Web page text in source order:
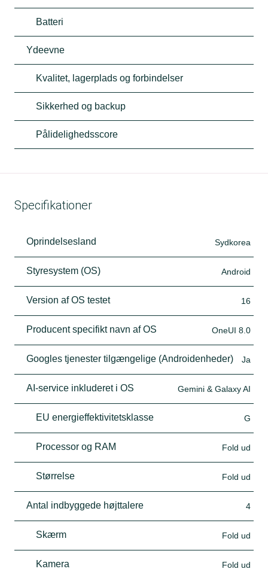
Batteri
Ydeevne
Kvalitet, lagerplads og forbindelser
Sikkerhed og backup
Pålidelighedsscore
Specifikationer
Oprindelsesland Sydkorea
Styresystem (OS) Android
Version af OS testet 16
Producent specifikt navn af OS OneUI 8.0
Googles tjenester tilgængelige (Androidenheder) Ja
AI-service inkluderet i OS Gemini & Galaxy AI
EU energieffektivitetsklasse G
Processor og RAM Fold ud
Størrelse Fold ud
Antal indbyggede højttalere 4
Skærm Fold ud
Kamera Fold ud